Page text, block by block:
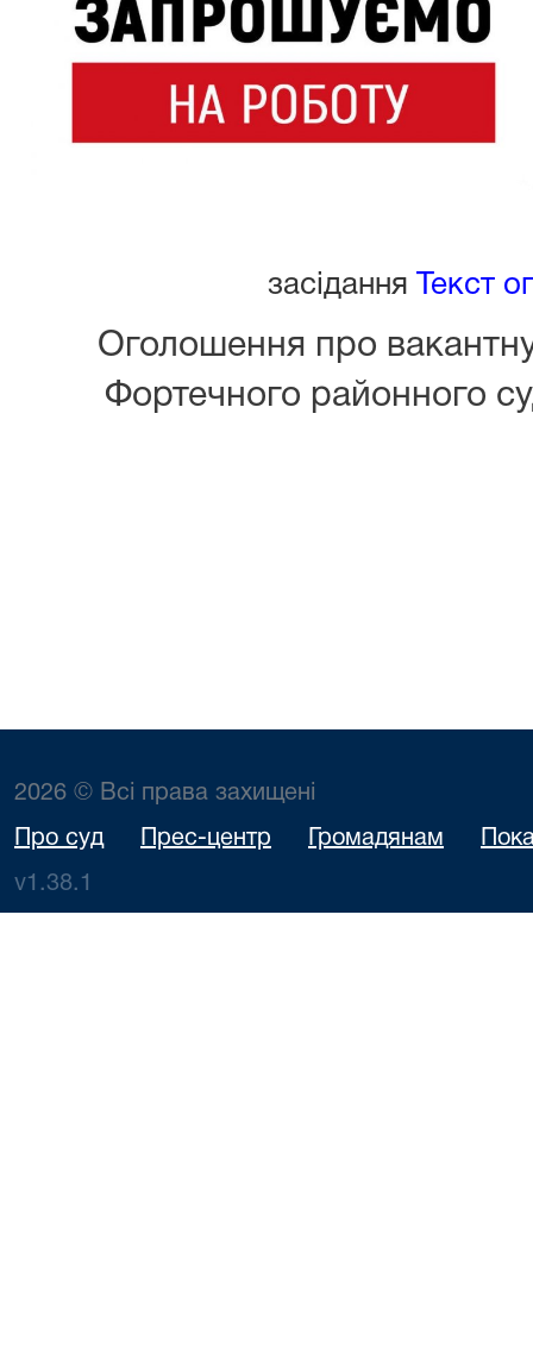
засідання Текст
Оголошення про
Фортечного районного
2026 © Всі права захищені
Про суд Прес-центр Громадянам
v1.38.1